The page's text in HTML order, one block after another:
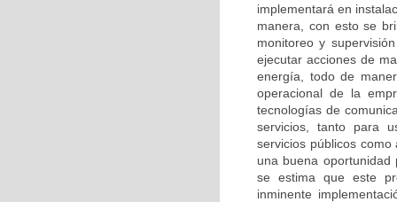
implementará en
manera, con esto se
monitoreo y
ejecutar acciones de
energía, todo de
operacional de la
tecnologías de
servicios, tanto para
servicios públicos
una buena oportunidad
se estima que este
inminente